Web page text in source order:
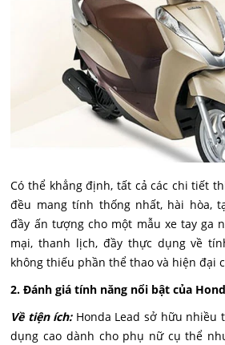
Có thể khẳng định, tất cả các chi tiết
đều mang tính thống nhất, hài hòa,
đầy ấn tượng cho một mẫu xe tay ga
mại, thanh lịch, đầy thực dụng về
không thiếu phần thể thao và hiện đại
2. Đánh giá tính năng nổi bật của
Về tiện ích:Honda Lead sở hữu nhiều
dụng cao dành cho phụ nữ cụ thể